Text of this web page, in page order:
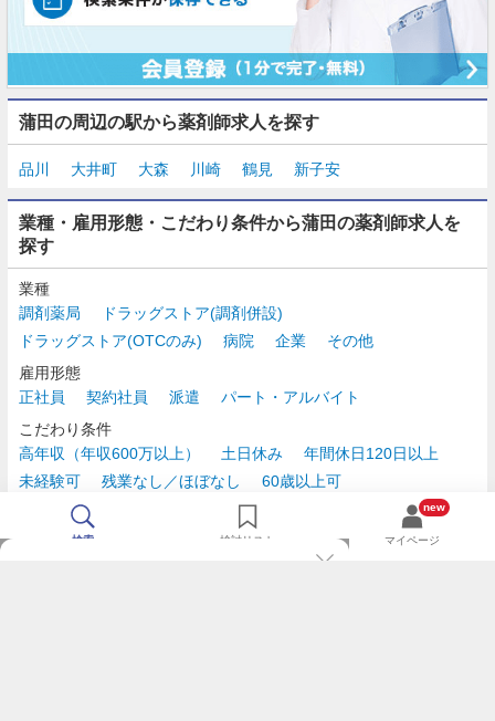
蒲田の周辺の駅から薬剤師求人を探す
品川 大井町 大森 川崎 鶴見 新子安
業種・雇用形態・こだわり条件から蒲田の薬剤師求人を
探す
業種
調剤薬局
ドラッグストア(調剤併設)
ドラッグストア(OTCのみ)
病院 企業
その他
雇用形態
正社員
契約社員 派遣
パート・アルバイト
こだわり条件
高年収（年収600万以上）
土日休み
年間休日120日以上
未経験可
残業なし／ほぼなし
60歳以上可
時給2,500円以上
検索 検討リスト
new
マイページ